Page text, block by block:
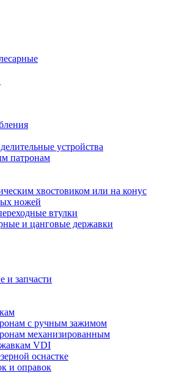
устройства
патронам
хвостовиком или на конус
ножей
втулки
и цанговые державки
и запчасти
с ручным зажимом
механизированным
VDI
оснастке
и оправок